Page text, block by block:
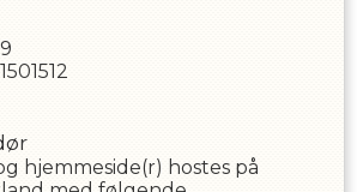
hjemmeside(r) hostes på